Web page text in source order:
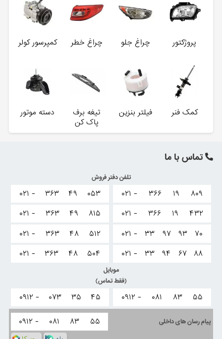
پروژکتور چراغ جلو چراغ خطر کمپرسور کولر
کمک فنر فیلتر بنزین
تیغه برف
پاک کن
دسته موتور
تماس با ما
تلفن دفتر فروش
۰۲۱ - ۳۶۶ ۱۹
۸۰۹
۰۲۱ -
۳۶۶ ۱۹
۴۳۲
۰۲۱ -
۳۳ ۹۷ ۹۳
۷۰
۰۲۱ -
۳۳ ۹۴ ۶۷ ۸۸
۰۲۱ - ۳۶۳ ۴۹
۰۵۳
۰۲۱ -
۳۶۳ ۴۹
۸۱۵
۰۲۱ -
۳۶۳ ۴۸
۵۱۲
۰۲۱ -
۳۶۳ ۴۸ ۵۰۴
موبایل
(فقط تماس)
۰۹۱۲ - ۰۸۱ ۸۳ ۵۵ ۰۹۱۲ - ۰۷۳ ۳۵ ۴۵
پیام رسان های داخلی ۰۹۱۲ - ۰۸۱ ۸۳ ۵۵